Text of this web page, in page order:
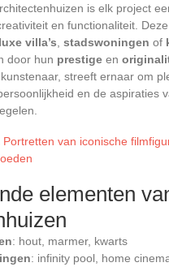
is elk project
en functionaliteit. Deze
luxe villa’s stadswoningen of
door hun prestigeen
streeft ernaar om
en de aspiraties
Portretten van iconische
elementen
: hout, marmer, kwarts
: infinity pool, home